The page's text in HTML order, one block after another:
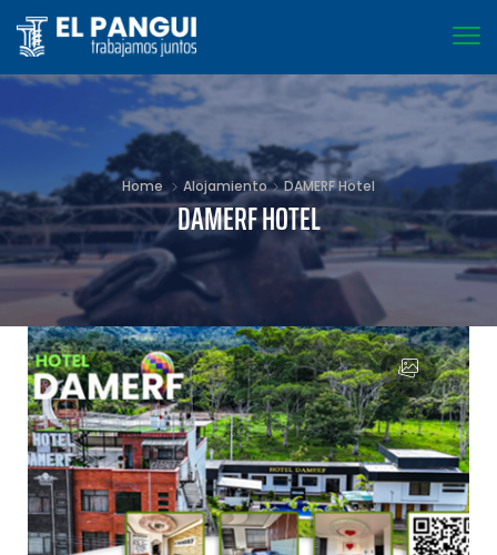
Home Alojamiento DAMERF Hotel
DAMERF HOTEL